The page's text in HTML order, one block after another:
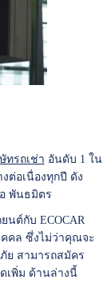
ทรถเช่า อันดับ 1 ใน
ต่อเนื่องทุกปี ดัง
พันธมิตร
นต์กับ ECOCAR
คล ซึ่งไม่ว่าคุณจะ
ย สามารถสมัคร
เพิ่ม ด้านล่างนี้